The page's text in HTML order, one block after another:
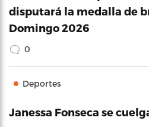
disputará la medalla de
Domingo 2026
0
Deportes
Janessa Fonseca se